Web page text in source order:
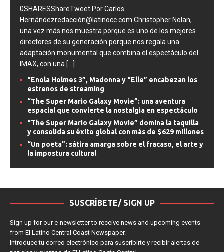
0SHARESShareTweet Por Carlos
Hernándezredacción@latinocc.com Christopher Nolan,
una vez más nos muestra porque es uno de los mejores
directores de su generación porque nos regala una
adaptación monumental que combina el espectáculo del
[...]
“Enola Holmes 3”, Madonna y “Elle” encabezan los
estrenos de streaming
“The Super Mario Galaxy Movie”: una aventura
espacial que convierte la nostalgia en espectáculo
“The Super Mario Galaxy Movie” domina la taquilla
y consolida su éxito global con más de $629 millones
“Un poeta”: sátira amarga sobre el fracaso, el arte y
la impostura cultural
SUSCRÍBETE/ SIGN UP
Sign up for our e-newsletter to receive news and upcoming events
from El Latino Central Coast Newspaper.
Introduce tu correo electrónico para suscribirte y recibir alertas de